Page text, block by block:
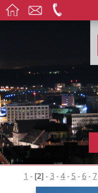
1 - [2]-3-4- 5- 6-7